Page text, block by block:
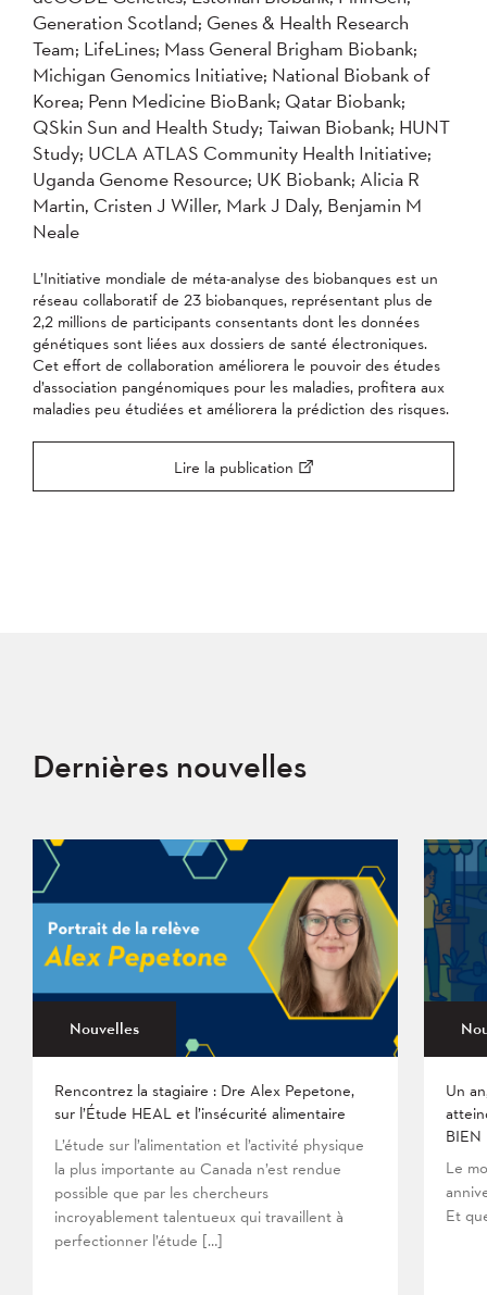
Generation Scotland; Genes & Health Research
Team; LifeLines; Mass General Brigham Biobank;
Michigan Genomics Initiative; National Biobank of
Korea; Penn Medicine BioBank; Qatar Biobank;
QSkin Sun and Health Study; Taiwan Biobank; HUNT
Study; UCLA ATLAS Community Health Initiative;
Uganda Genome Resource; UK Biobank; Alicia R
Martin, Cristen J Willer, Mark J Daly, Benjamin M
Neale
L’Initiative mondiale de méta-analyse des biobanques est un
réseau collaboratif de 23 biobanques, représentant plus de
2,2 millions de participants consentants dont les données
génétiques sont liées aux dossiers de santé électroniques.
Cet effort de collaboration améliorera le pouvoir des études
d’association pangénomiques pour les maladies, profitera aux
maladies peu étudiées et améliorera la prédiction des risques.
Lire la publication
Dernières nouvelles
Nouvelles
Rencontrez la stagiaire : Dre Alex Pepetone,
sur l’Étude HEAL et l’insécurité alimentaire
L’étude sur l’alimentation et l’activité physique
la plus importante au Canada n’est rendue
possible que par les chercheurs
incroyablement talentueux qui travaillent à
perfectionner l’étude […]
Un
BIEN
Le
Et